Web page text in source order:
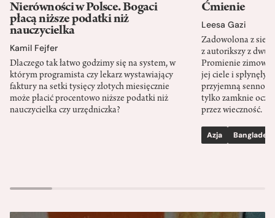
Nierówności w Polsce. Bogaci
płacą niższe podatki niż
nauczycielka
Kamil Fejfer
Dlaczego tak łatwo godzimy się na system, w
którym programista czy lekarz wystawiający
faktury na setki tysięcy złotych miesięcznie
może płacić procentowo niższe podatki niż
nauczycielka czy urzędniczka?
Ćmienie
Leesa Gazi
Zadowolona z
z autorikszy z
Promienie
jej ciele i spłynęły
przyjemną
tylko zamknie
przez wieczność.
Azja Bangladesz